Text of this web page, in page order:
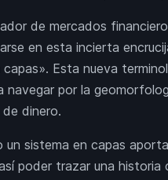
de mercados
en esta incierta
Esta nueva
navegar por la
dinero.
un sistema en capas
poder trazar una